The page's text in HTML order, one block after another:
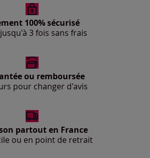
100% sécurisé
3 fois sans frais
ou remboursée
pour changer d'avis
partout en France
ou en point de retrait